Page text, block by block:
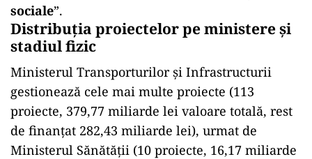
sociale”.
Distribuția proiectelor pe ministere și
stadiul fizic
Ministerul Transporturilor și Infrastructurii
gestionează cele mai multe proiecte (113
proiecte, 379,77 miliarde lei valoare totală, rest
de finanțat 282,43 miliarde lei), urmat de
Ministerul Sănătății (10 proiecte, 16,17 miliarde